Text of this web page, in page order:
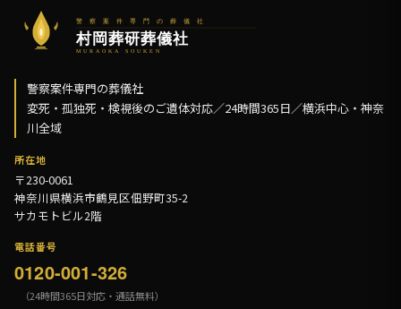
警察案件専門の葬儀社
変死・孤独死・検視後のご遺体対応／24時間365日／横浜中心・神奈
川全域
所在地
〒230-0061
神奈川県横浜市鶴見区佃野町35-2
サカモトビル2階
電話番号
0120-001-326
（24時間365日対応・通話無料）